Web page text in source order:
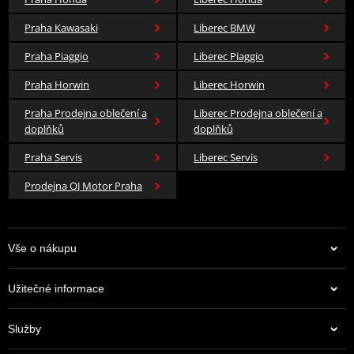
Praha Kawasaki
Liberec BMW
Praha Piaggio
Liberec Piaggio
Praha Horwin
Liberec Horwin
Praha Prodejna oblečení a
doplňků
Liberec Prodejna oblečení a
doplňků
Praha Servis
Liberec Servis
Prodejna QJ Motor Praha
Vše o nákupu
Užitečné informace
Služby